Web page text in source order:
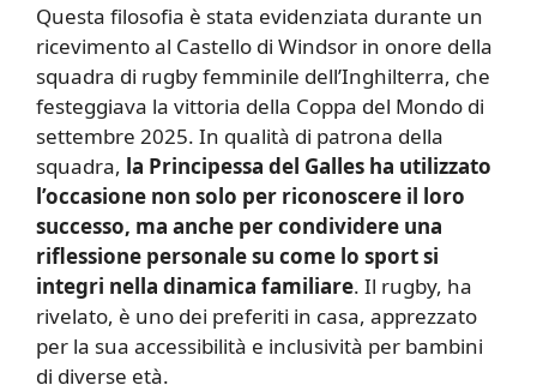
Questa filosofia è stata evidenziata durante un
ricevimento al Castello di Windsor in onore della
squadra di rugby femminile dell’Inghilterra, che
festeggiava la vittoria della Coppa del Mondo di
settembre 2025. In qualità di patrona della
squadra, la Principessa del Galles ha utilizzato
l’occasione non solo per riconoscere il loro
successo, ma anche per condividere una
riflessione personale su come lo sport si
integri nella dinamica familiare. Il rugby, ha
rivelato, è uno dei preferiti in casa, apprezzato
per la sua accessibilità e inclusività per bambini
di diverse età.